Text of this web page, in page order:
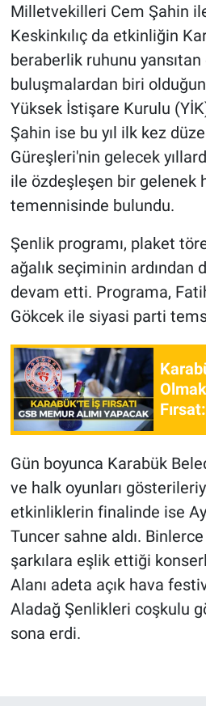
Milletvekilleri Cem Şahin
Keskinkılıç da etkinliğin
beraberlik ruhunu
buluşmalardan biri
Yüksek İstişare Kurulu
Şahin ise bu yıl ilk kez
Güreşleri'nin gelecek
ile özdeşleşen bir gelenek
temennisinde bulundu.
Şenlik programı, plaket
ağalık seçiminin ardından
devam etti. Programa,
Gökcek ile siyasi parti
Gün boyunca Karabük
ve halk oyunları
etkinliklerin finalinde ise
Tuncer sahne aldı.
şarkılara eşlik ettiği
Alanı adeta açık hava
Aladağ Şenlikleri coşkulu
sona erdi.